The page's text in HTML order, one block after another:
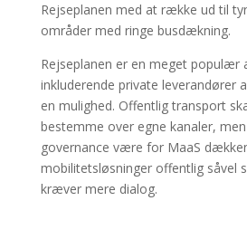
Rejseplanen med at række ud til
områder med ringe busdækning.
Rejseplanen er en meget populær
inkluderende private leverandører
en mulighed. Offentlig transport
bestemme over egne kanaler,
governance være for MaaS
mobilitetsløsninger offentlig såvel
kræver mere dialog.